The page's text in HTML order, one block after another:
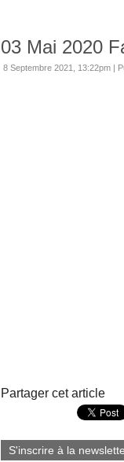
03 Mai 2020
8 Septembre 2021, 13:22pm |
Partager cet article
S'inscrire à la